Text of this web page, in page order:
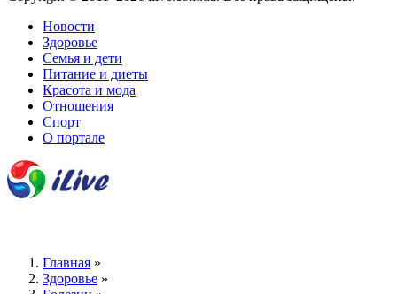
Новости
Здоровье
Семья и дети
Питание и диеты
Красота и мода
Отношения
Спорт
О портале
Главная »
Здоровье »